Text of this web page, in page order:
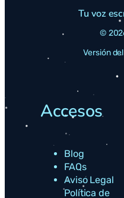
Tu voz
©
Versión
Accesos
Blog
FAQs
Aviso Legal
Política de